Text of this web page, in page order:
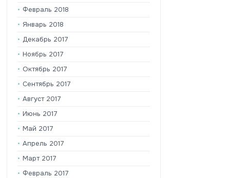
Февраль 2018
Январь 2018
Декабрь 2017
Ноябрь 2017
Октябрь 2017
Сентябрь 2017
Август 2017
Июнь 2017
Май 2017
Апрель 2017
Март 2017
Февраль 2017